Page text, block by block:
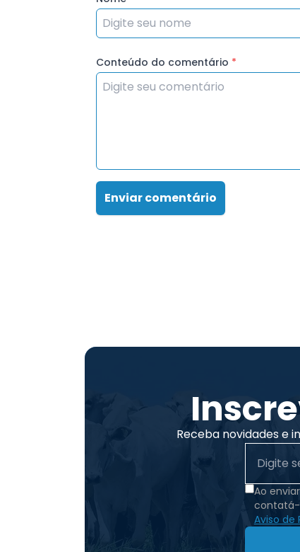
Conteúdo do comentário *
Enviar comentário
Receba novidades e
Ao
contatá-
Aviso de